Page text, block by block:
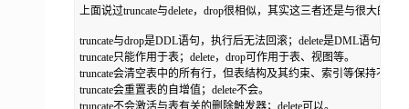
上面说过truncate与delete，drop很相似，其实这三者还是与很大的
truncate与drop是DDL语句，执行后无法回滚；delete是DML语句，可
truncate只能作用于表；delete，drop可作用于表、视图等。
truncate会清空表中的所有行，但表结构及其约束、索引等保持不变
truncate会重置表的自增值；delete不会。
truncate不会激活与表有关的删除触发器；delete可以。